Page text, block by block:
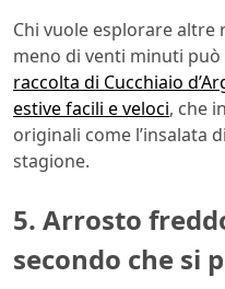
Chi vuole esplorare altre
meno di venti minuti
raccolta di Cucchiaio
estive facili e veloci, che
originali come l’insalata
stagione.
5. Arrosto
secondo che si